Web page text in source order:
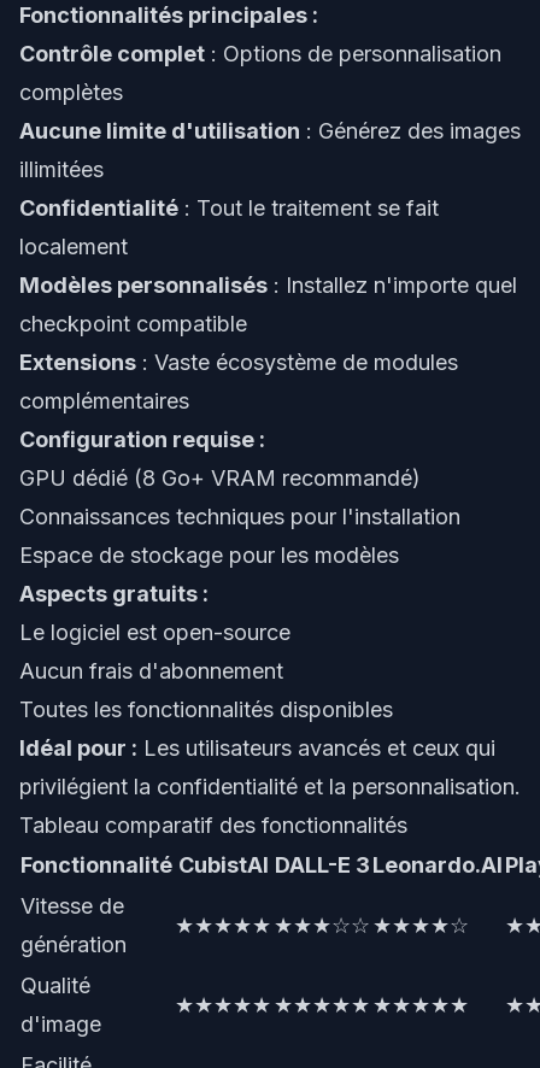
Fonctionnalités principales :
Contrôle complet : Options de personnalisation
complètes
Aucune limite d'utilisation : Générez des images
illimitées
Confidentialité : Tout le traitement se fait
localement
Modèles personnalisés : Installez n'importe quel
checkpoint compatible
Extensions : Vaste écosystème de modules
complémentaires
Configuration requise :
GPU dédié (8 Go+ VRAM recommandé)
Connaissances techniques pour l'installation
Espace de stockage pour les modèles
Aspects gratuits :
Le logiciel est open-source
Aucun frais d'abonnement
Toutes les fonctionnalités disponibles
Idéal pour : Les utilisateurs avancés et ceux qui
privilégient la confidentialité et la personnalisation.
Tableau comparatif des fonctionnalités
Fonctionnalité CubistAI DALL-E 3Leonardo.AI
Vitesse de
génération
★★★★★★★★☆☆★★★★☆
Qualité
d'image
★★★★★★★★★★★★★★★